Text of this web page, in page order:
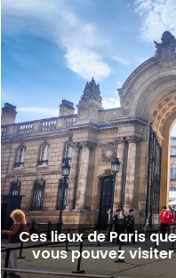
Ces lieux de Paris
vous pouvez